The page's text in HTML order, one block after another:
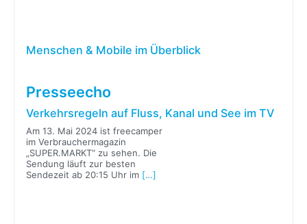
Menschen & Mobile im Überblick
Presseecho
Verkehrsregeln auf Fluss, Kanal und See im TV
Am 13. Mai 2024 ist freecamper
im Verbrauchermagazin
„SUPER.MARKT“ zu sehen. Die
Sendung läuft zur besten
Sendezeit ab 20:15 Uhr im […]